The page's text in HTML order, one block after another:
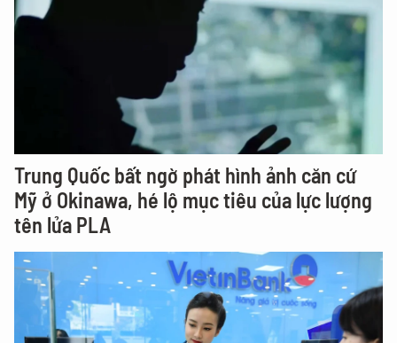
Trung Quốc bất ngờ phát hình ảnh căn cứ
Mỹ ở Okinawa, hé lộ mục tiêu của lực lượng
tên lửa PLA